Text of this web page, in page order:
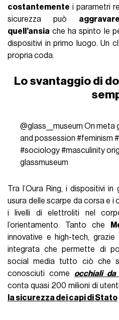
costantemente i parametri
sicurezza può
quell’ansia che ha spinto le
dispositivi in primo luogo. Un
propria coda.
Lo svantaggio di
@glass__museum On meta
and possession #feminism
#sociology#masculinity
glassmuseum
Tra l’Oura Ring, i dispositivi
usura delle scarpe da corsa e
i livelli di elettroliti nel
l’orientamento. Tanto che
innovative e high-tech,
integrata che permette di
social media tutto ciò che
conosciuti come occhiali da
conta quasi 200 milioni di
la sicurezza dei capi di Stato